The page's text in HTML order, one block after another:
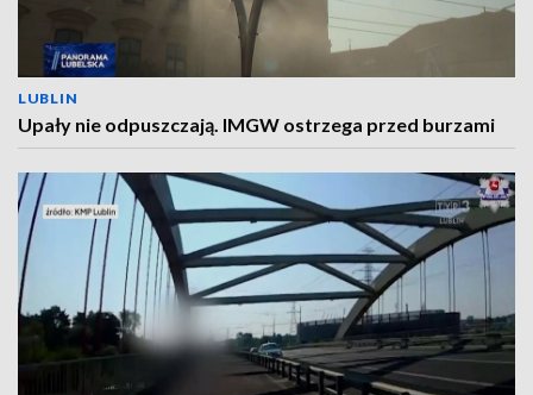
LUBLIN
Upały nie odpuszczają. IMGW ostrzega przed burzami